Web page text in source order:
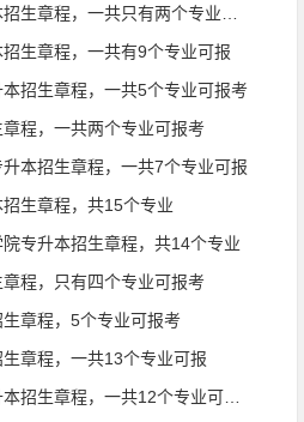
生章程，一共有9个专业可报
招生章程，一共5个专业可报考
程，一共两个专业可报考
本招生章程，一共7个专业可报
生章程，共15个专业
专升本招生章程，共14个专业
程，只有四个专业可报考
章程，5个专业可报考
章程，一共13个专业可报